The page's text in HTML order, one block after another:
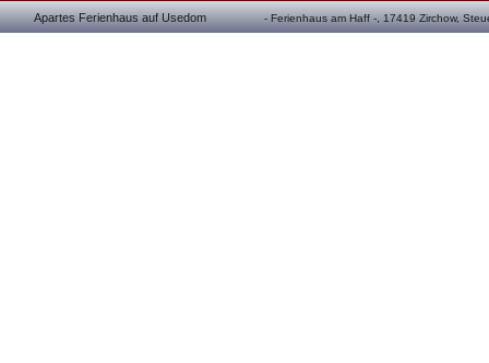
- Ferienhaus am Haff -, 17419 Zirchow,
Apartes Ferienhaus auf Usedom